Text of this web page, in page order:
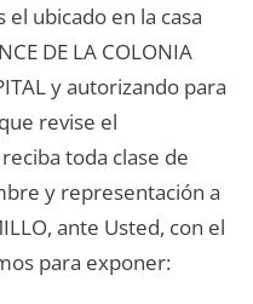
ubicado en la casa
DE LA COLONIA
y autorizando para
revise el
toda clase de
y representación a
ante Usted, con el
para exponer: